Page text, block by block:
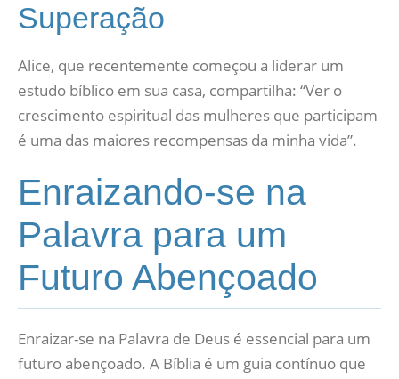
Superação
Alice, que recentemente começou a liderar um
estudo bíblico em sua casa, compartilha: “Ver o
crescimento espiritual das mulheres que participam
é uma das maiores recompensas da minha vida”.
Enraizando-se na
Palavra para um
Futuro Abençoado
Enraizar-se na Palavra de Deus é essencial para um
futuro abençoado. A Bíblia é um guia contínuo que